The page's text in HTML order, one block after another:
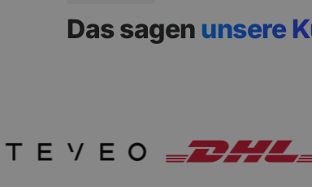
Das sagen unsere